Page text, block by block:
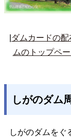
ダムカードの
ムのトップペ
しがのダム
しがのダムをぐ